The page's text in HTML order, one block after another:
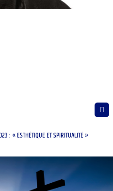
: « ESTHÉTIQUE ET SPIRITUALITÉ »